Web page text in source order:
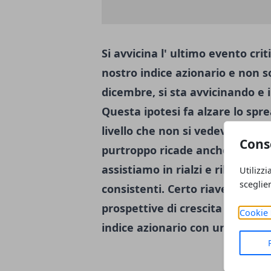
Cookie
Si avvicina l' ultimo evento
nostro indice azionario e non
dicembre, si sta avvicinando
Questa ipotesi fa alzare lo
livello che non si vedeva da
purtroppo ricade anche sui
assistiamo in rialzi e ribbassi
consistenti. Certo riavere uno
prospettive di crescita e una
indice azionario con una fuga